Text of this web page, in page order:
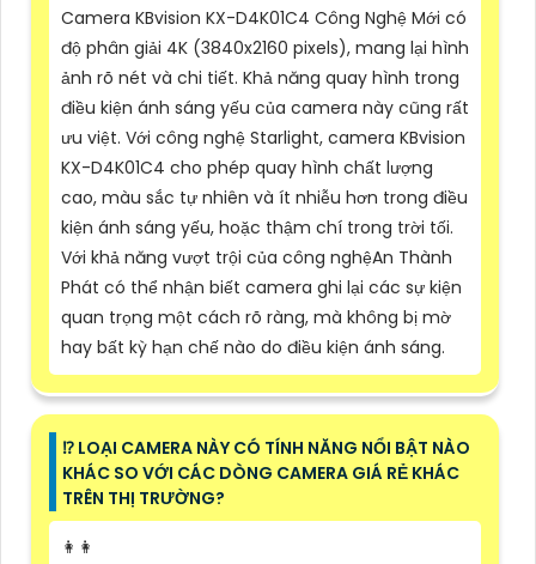
Camera KBvision KX-D4K01C4 Công Nghệ Mới có
độ phân giải 4K (3840x2160 pixels), mang lại hình
ảnh rõ nét và chi tiết. Khả năng quay hình trong
điều kiện ánh sáng yếu của camera này cũng rất
ưu việt. Với công nghệ Starlight, camera KBvision
KX-D4K01C4 cho phép quay hình chất lượng
cao, màu sắc tự nhiên và ít nhiễu hơn trong điều
kiện ánh sáng yếu, hoặc thậm chí trong trời tối.
Với khả năng vượt trội của công nghệAn Thành
Phát có thể nhận biết camera ghi lại các sự kiện
quan trọng một cách rõ ràng, mà không bị mờ
hay bất kỳ hạn chế nào do điều kiện ánh sáng.
⁉️ LOẠI CAMERA NÀY CÓ TÍNH NĂNG NỔI BẬT NÀO
KHÁC SO VỚI CÁC DÒNG CAMERA GIÁ RẺ KHÁC
TRÊN THỊ TRƯỜNG?
️👩‍👩